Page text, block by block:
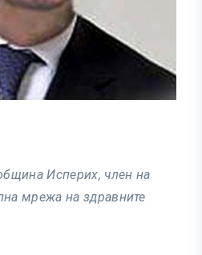
Исперих, член на
мрежа на здравните